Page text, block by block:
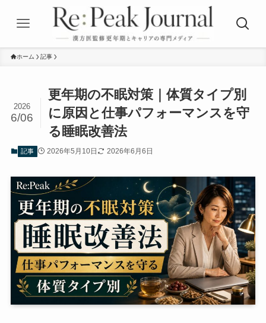
ホーム 記事
更年期の不眠対策｜体質タイプ別
に原因と仕事パフォーマンスを守
る睡眠改善法
2026
6/06
記事 2026年5月10日 2026年6月6日